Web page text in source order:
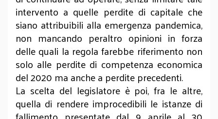
intervento a quelle perdite di capitale che
siano attribuibili alla emergenza pandemica,
non mancando peraltro opinioni in forza
delle quali la regola farebbe riferimento non
solo alle perdite di competenza economica
del 2020 ma anche a perdite precedenti.
La scelta del legislatore è poi, fra le altre,
quella di rendere improcedibili le istanze di